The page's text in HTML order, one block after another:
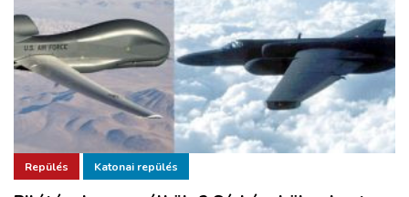
Repülés Katonai repülés